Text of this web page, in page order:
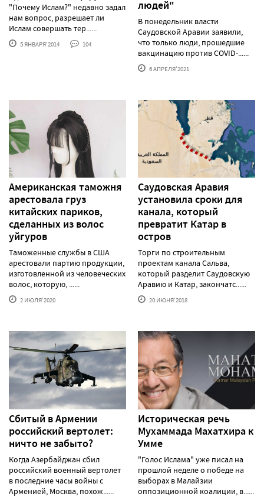
"Почему Ислам?" недавно задал
нам вопрос, разрешает ли
Ислам совершать тер......
5 ЯНВАРЯ'2014 104
людей"
В понедельник власти
Саудовской Аравии заявили,
что только люди, прошедшие
вакцинацию против COVID-......
6 АПРЕЛЯ'2021
Американская таможня
арестовала груз
китайских париков,
сделанных из волос
уйгуров
Таможенные службы в США
арестовали партию продукции,
изготовленной из человеческих
волос, которую, ......
2 ИЮЛЯ'2020
Саудовская Аравия
установила сроки для
канала, который
превратит Катар в
остров
Торги по строительным
проектам канала Сальва,
который разделит Саудовскую
Аравию и Катар, закончатс......
20 ИЮНЯ'2018
Сбитый в Армении
российский вертолет:
ничто не забыто?
Когда Азербайджан сбил
российский военный вертолет
в последние часы войны с
Арменией, Москва, похож......
Историческая речь
Мухаммада Махатхира к
Умме
"Голос Ислама" уже писал на
прошлой неделе о победе на
выборах в Малайзии
оппозиционной коалиции, в......